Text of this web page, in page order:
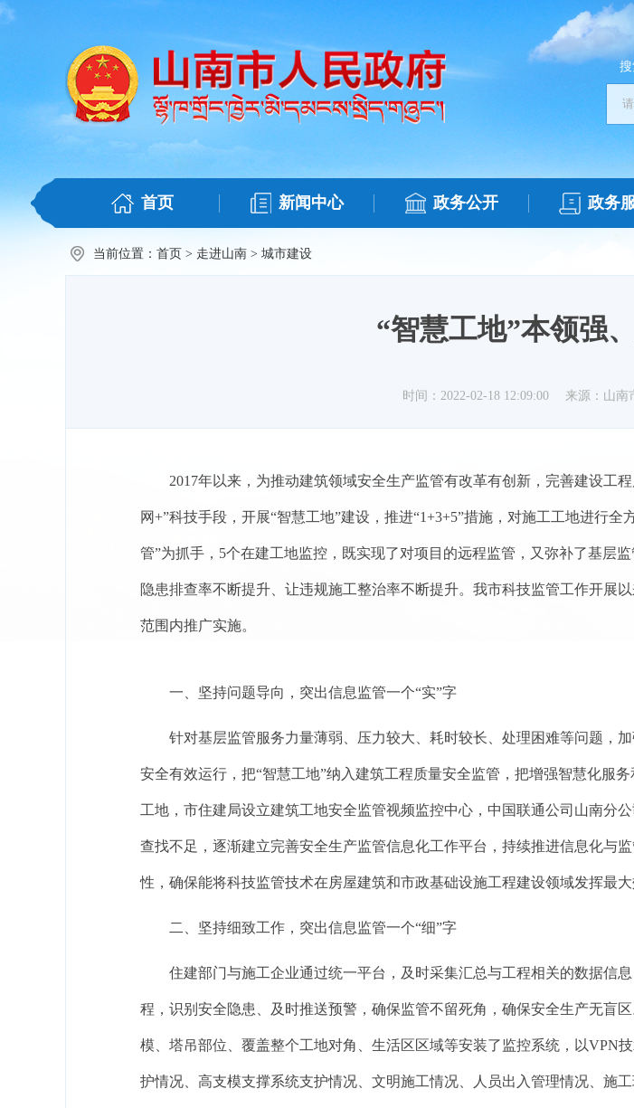
搜
首页 新闻中心 政务公开 政务
当前位置： 首页 > 走进山南 > 城市建设
“智慧工地”本领强
时间：2022-02-18 12:09:00 来源：山南
2017年以来，为推动建筑领域安全生产监管有改革有创新，完善建设工
网+”科技手段，开展“智慧工地”建设，推进“1+3+5”措施，对施工工地进行全
管”为抓手， 5个在建工地监控，既实现了对项目的远程监管，又弥补了基层
隐患排查率不断提升、让违规施工整治率不断提升。我市科技监管工作开展
范围内推广实施。
一、坚持问题导向，突出信息监管一个“实”字
针对基层监管服务力量薄弱、压力较大、耗时较长、处理困难等问题，
安全有效运行，把“智慧工地”纳入建筑工程质量安全监管，把增强智慧化服
工地， 市住建局设立建筑工地安全监管视频监控中心，中国联通公司山南分
查找不足，逐渐建立完善安全生产监管信息化工作平台，持续推进信息化与
性，确保能将科技监管技术在房屋建筑和市政基础设施工程建设领域发挥最大
二、坚持细致工作，突出信息监管一个“细”字
住建部门与施工企业通过统一平台，及时采集汇总与工程相关的数据信
程，识别安全隐患、及时推送预警，确保监管不留死角，确保安全生产无盲
模、塔吊部位、覆盖整个工地对角、生活区区域等安装了监控系统，以VPN
护情况、高支模支撑系统支护情况、文明施工情况、人员出入管理情况、施